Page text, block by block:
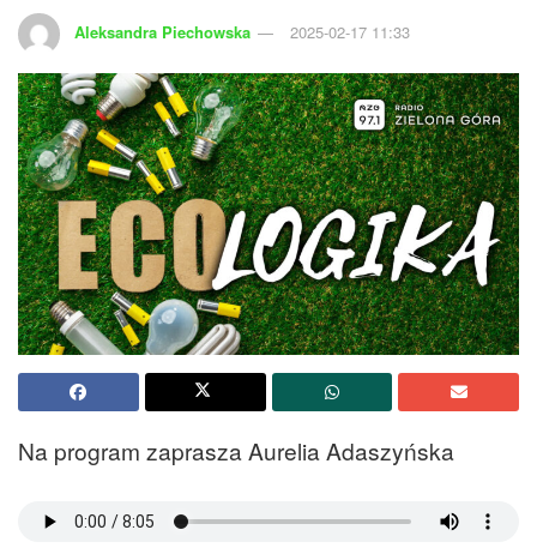
Aleksandra Piechowska 2025-02-17 11:33
Na program zaprasza Aurelia Adaszyńska